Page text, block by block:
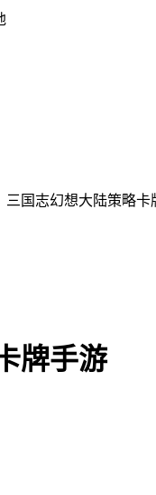
三国志幻想大陆策略卡
牌手游